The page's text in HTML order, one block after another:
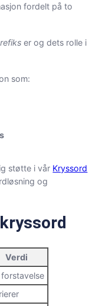
fordelt på to
er og dets rolle i
som:
støtte i vår Kryssord
og
Verdi
forstavelse